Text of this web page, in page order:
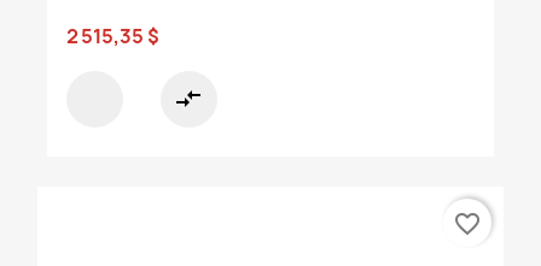
2 515,35 $
compare_arrows
favorite_border